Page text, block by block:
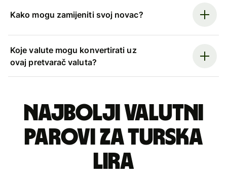
Kako mogu zamijeniti svoj novac?
Koje valute mogu konvertirati uz
ovaj pretvarač valuta?
Najbolji valutni
parovi za turska
lira